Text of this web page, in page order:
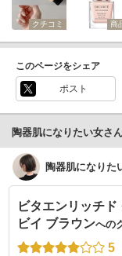
クチコミ 商
このページをシェア
ポスト
陶器肌になりたい女さ
陶器肌になりた
ビタエンリッチ
ビイ ブラウンへの
5